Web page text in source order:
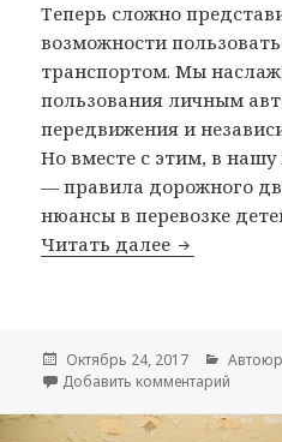
Теперь сложно
возможности
транспортом. Мы
пользования личным
передвижения и
Но вместе с этим, в
— правила дорожного
нюансы в перевозке
Читать далее Детские
Опубликовано
Октябрь 24, 2017 Рубрики
Добавить комментарий